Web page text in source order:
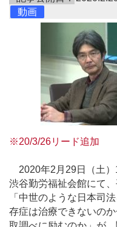
動画
※20/3/26リード追加
2020年2月29日（土）
渋谷勤労福祉会館にて
「中世のような日本司
存症は治療できないの